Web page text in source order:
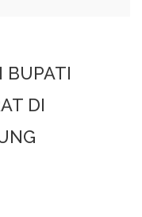
BUPATI
DI